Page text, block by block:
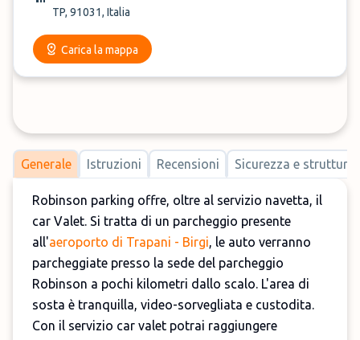
TP, 91031, Italia
Carica la mappa
Generale Istruzioni Recensioni Sicurezza e strutture
Robinson parking offre, oltre al servizio navetta, il
car Valet. Si tratta di un parcheggio presente
all'aeroporto di Trapani - Birgi, le auto verranno
parcheggiate presso la sede del parcheggio
Robinson a pochi kilometri dallo scalo. L'area di
sosta è tranquilla, video-sorvegliata e custodita.
Con il servizio car valet potrai raggiungere